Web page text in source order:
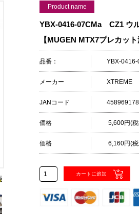
Product name
YBX-0416-07CMa CZ1 ウ
【MUGEN MTX7プレカット
品番： YBX-
メーカー XTREME
JANコード
価格 5,600円(
価格 6,160円(